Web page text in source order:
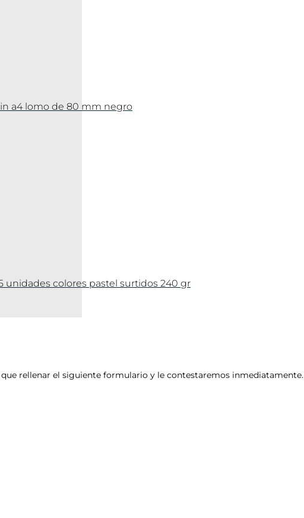
a4 lomo de 80 mm negro
unidades colores pastel surtidos 240 gr
rellenar el siguiente formulario y le contestaremos inmediatamente.